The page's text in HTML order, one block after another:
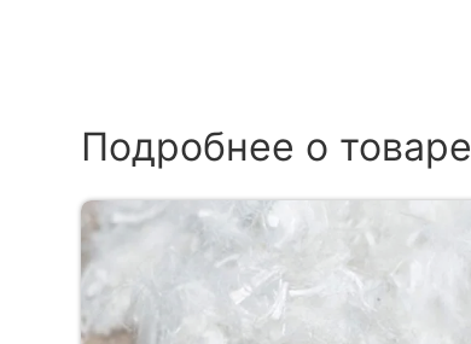
Подробнее о товаре